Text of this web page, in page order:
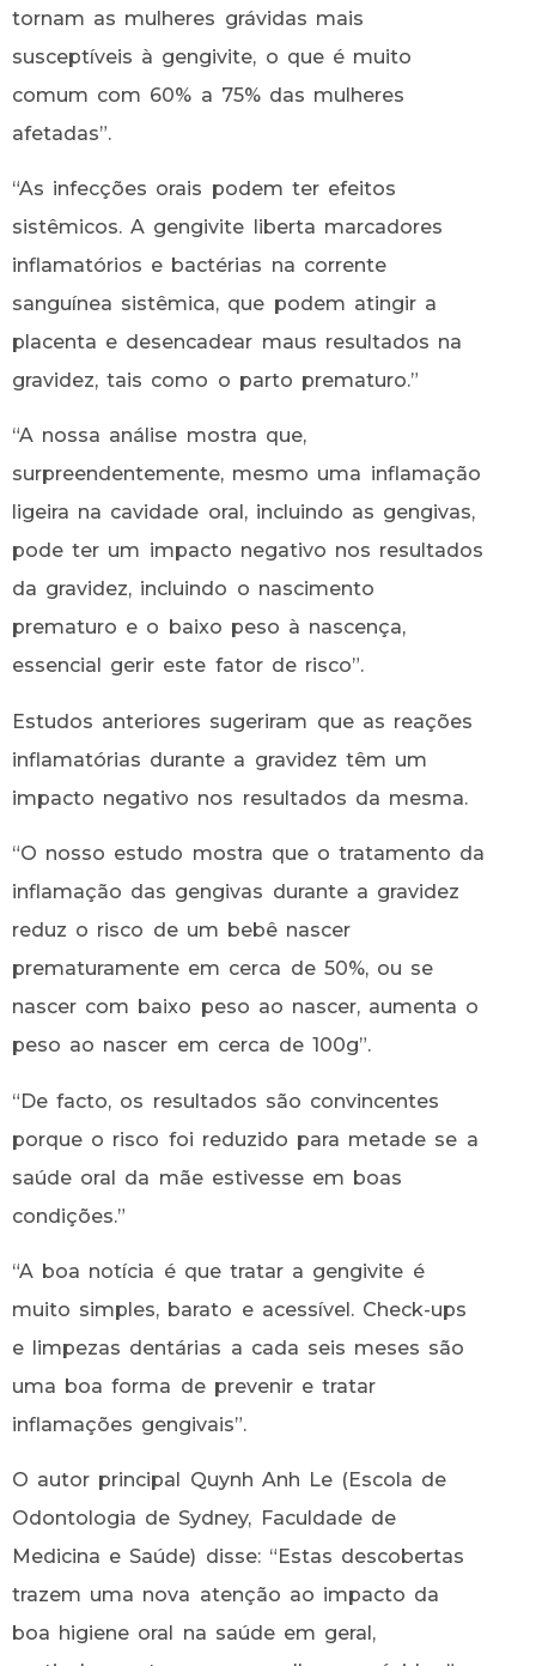
tornam as mulheres grávidas mais
susceptíveis à gengivite, o que é muito
comum com 60% a 75% das mulheres
afetadas”.
“As infecções orais podem ter efeitos
sistêmicos. A gengivite liberta marcadores
inflamatórios e bactérias na corrente
sanguínea sistêmica, que podem atingir a
placenta e desencadear maus resultados na
gravidez, tais como o parto prematuro.”
“A nossa análise mostra que,
surpreendentemente, mesmo uma inflamação
ligeira na cavidade oral, incluindo as gengivas,
pode ter um impacto negativo nos resultados
da gravidez, incluindo o nascimento
prematuro e o baixo peso à nascença,
essencial gerir este fator de risco”.
Estudos anteriores sugeriram que as reações
inflamatórias durante a gravidez têm um
impacto negativo nos resultados da mesma.
“O nosso estudo mostra que o tratamento da
inflamação das gengivas durante a gravidez
reduz o risco de um bebê nascer
prematuramente em cerca de 50%, ou se
nascer com baixo peso ao nascer, aumenta o
peso ao nascer em cerca de 100g”.
“De facto, os resultados são convincentes
porque o risco foi reduzido para metade se a
saúde oral da mãe estivesse em boas
condições.”
“A boa notícia é que tratar a gengivite é
muito simples, barato e acessível. Check-ups
e limpezas dentárias a cada seis meses são
uma boa forma de prevenir e tratar
inflamações gengivais”.
O autor principal Quynh Anh Le (Escola de
Odontologia de Sydney, Faculdade de
Medicina e Saúde) disse: “Estas descobertas
trazem uma nova atenção ao impacto da
boa higiene oral na saúde em geral,